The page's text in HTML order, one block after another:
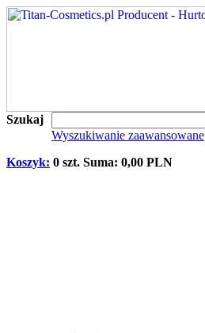
Szukaj
Wyszukiwanie zaawansowane
Koszyk: 0 szt. Suma: 0,00 PLN